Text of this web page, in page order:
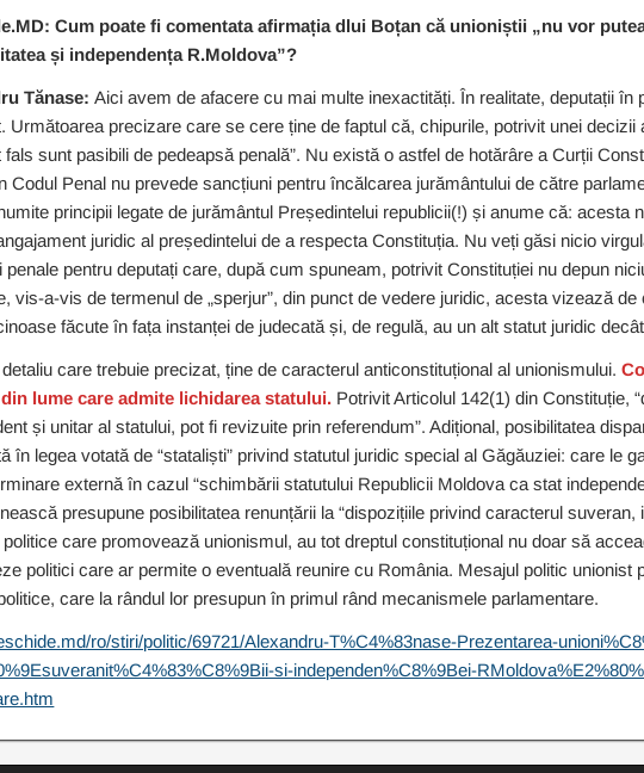
Cum poate fi comentata afirmația dlui Boțan că unioniștii „nu vor
și independența R.Moldova”?
Tănase:Aici avem de afacere cu mai multe inexactități. În realitate, deputații în
Următoarea precizare care se cere ține de faptul că, chipurile, potrivit unei decizii
fals sunt pasibili de pedeapsă penală”. Nu există o astfel de hotărâre a Curții
Codul Penal nu prevede sancțiuni pentru încălcarea jurământului de către
principii legate de jurământul Președintelui republicii(!) și anume că: acesta
juridic al președintelui de a respecta Constituția. Nu veți găsi nicio
penale pentru deputați care, după cum spuneam, potrivit Constituției nu depun
vis-a-vis de termenul de „sperjur”, din punct de vedere juridic, acesta vizează
făcute în fața instanței de judecată și, de regulă, au un alt statut juridic
care trebuie precizat, ține de caracterul anticonstituțional al unionismului.
lume care admite lichidarea statului. Potrivit Articolul 142(1) din Constituție,
și unitar al statului, pot fi revizuite prin referendum”. Adițional, posibilitatea
în legea votată de “stataliști” privind statutul juridic special al Găgăuziei: care le
externă în cazul “schimbării statutului Republicii Moldova ca stat
presupune posibilitatea renunțării la “dispozițiile privind caracterul suveran,
politice care promovează unionismul, au tot dreptul constituțional nu doar să
politici care ar permite o eventuală reunire cu România. Mesajul politic unionist
care la rândul lor presupun în primul rând mecanismele parlamentare.
ro/stiri/politic/69721/Alexandru-T%C4%83nase-Prezentarea-
si-independen%C8%9Bei-